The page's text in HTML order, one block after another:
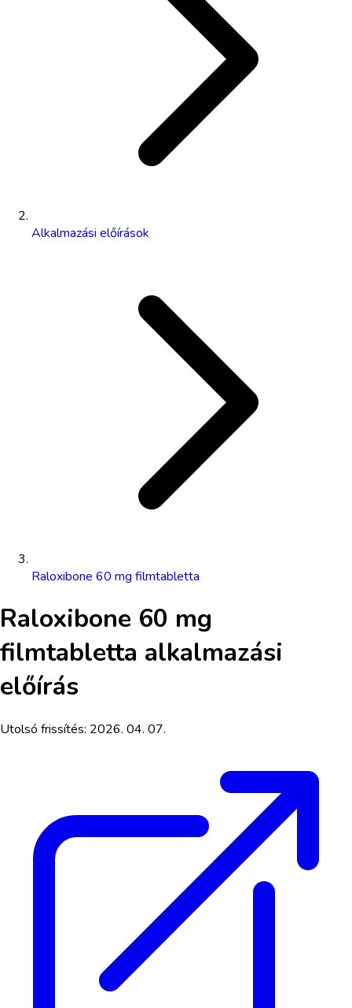
Alkalmazási előírások
Raloxibone 60 mg filmtabletta
Raloxibone 60 mg
filmtabletta alkalmazási
előírás
Utolsó frissítés: 2026. 04. 07.